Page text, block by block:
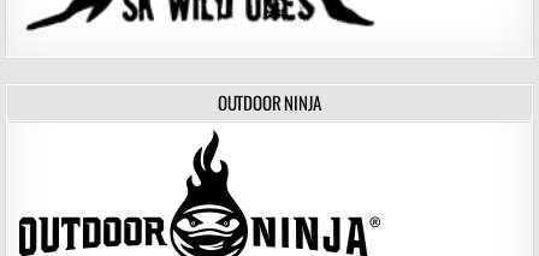
OUTDOOR NINJA